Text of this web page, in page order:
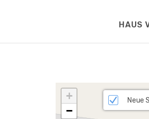
HAUS
+
−
Neue